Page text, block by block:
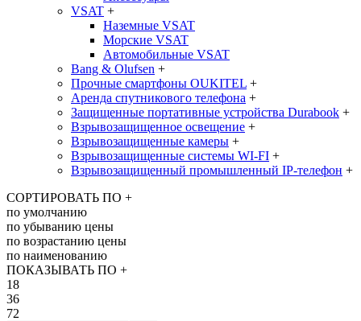
VSAT +
Наземные VSAT
Морские VSAT
Автомобильные VSAT
Bang & Olufsen +
Прочные смартфоны OUKITEL +
Аренда спутникового телефона +
Защищенные портативные устройства Durabook +
Взрывозащищенное освещение +
Взрывозащищенные камеры +
Взрывозащищенные системы WI-FI +
Взрывозащищенный промышленный IP-телефон +
СОРТИРОВАТЬ ПО +
по умолчанию
по убыванию цены
по возрастанию цены
по наименованию
ПОКАЗЫВАТЬ ПО +
18
36
72